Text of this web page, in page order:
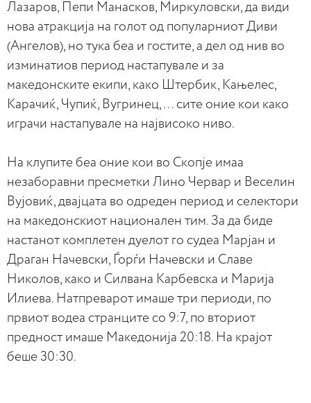
Лазаров, Пепи Манасков, Миркуловски, да види
нова атракција на голот од популарниот Диви
(Ангелов), но тука беа и гостите, а дел од нив во
изминатиов период настапувале и за
македонските екипи, како Штербик, Кањелес,
Карачиќ, Чупиќ, Вугринец, … сите оние кои како
играчи настапувале на највисоко ниво.
На клупите беа оние кои во Скопје имаа
незаборавни пресметки Лино Червар и Веселин
Вујовиќ, двајцата во одреден период и селектори
на македонскиот национален тим. За да биде
настанот комплетен дуелот го судеа Марјан и
Драган Начевски, Ѓорѓи Начевски и Славе
Николов, како и Силвана Карбевска и Марија
Илиева. Натпреварот имаше три периоди, по
првиот водеа странците со 9:7, по вториот
предност имаше Македонија 20:18. На крајот
беше 30:30.